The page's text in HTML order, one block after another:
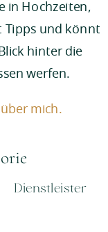
in Hochzeiten,
Tipps und könnt
hinter die
werfen.
mich.
Dienstleister